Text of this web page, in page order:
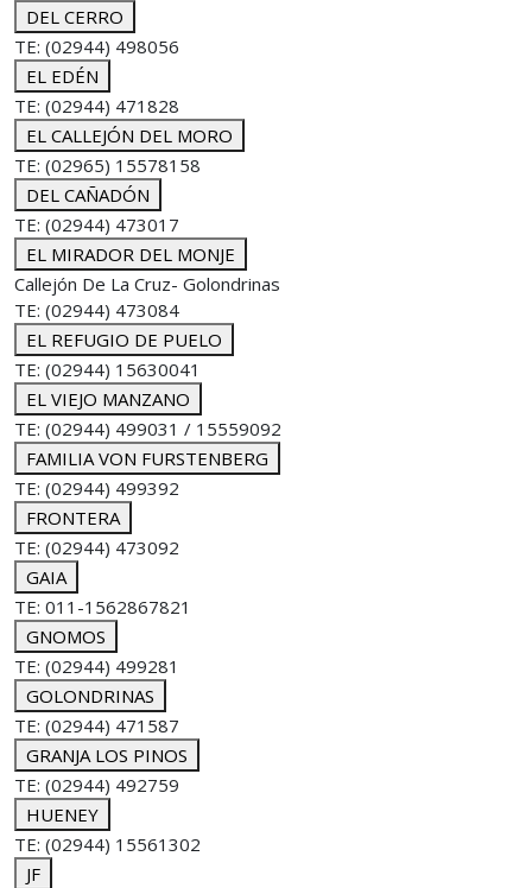
DEL CERRO
TE: (02944) 498056
EL EDÉN
TE: (02944) 471828
EL CALLEJÓN DEL MORO
TE: (02965) 15578158
DEL CAÑADÓN
TE: (02944) 473017
EL MIRADOR DEL MONJE
Callejón De La Cruz- Golondrinas
TE: (02944) 473084
EL REFUGIO DE PUELO
TE: (02944) 15630041
EL VIEJO MANZANO
TE: (02944) 499031 / 15559092
FAMILIA VON FURSTENBERG
TE: (02944) 499392
FRONTERA
TE: (02944) 473092
GAIA
TE: 011-1562867821
GNOMOS
TE: (02944) 499281
GOLONDRINAS
TE: (02944) 471587
GRANJA LOS PINOS
TE: (02944) 492759
HUENEY
TE: (02944) 15561302
JF